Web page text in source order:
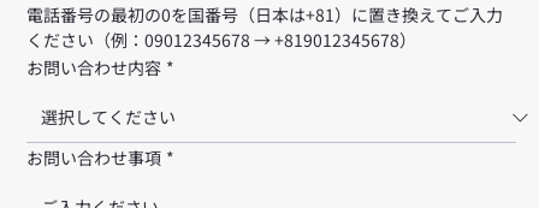
電話番号の最初の0を国番号（日本は+81）に置き換えてご入力
ください（例：09012345678 → +819012345678）
お問い合わせ内容 *
お問い合わせ事項 *